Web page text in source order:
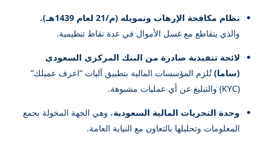
نظام مكافحة الإرهاب وتمويله (م/21 لعام 1439هـ)
،
والذي يتقاطع مع غسل الأموال في عدة نقاط تنظيمية.
لائحة تنفيذية صادرة من البنك المركزي السعودي
(ساما)تُلزم المؤسسات المالية بتطبيق آليات “اعرف عميلك”
(KYC) والتبليغ عن أي عمليات مشبوهة.
وحدة التحريات المالية السعودية، وهي الجهة المخولة بجمع
المعلومات وتحليلها بالتعاون مع النيابة العامة.